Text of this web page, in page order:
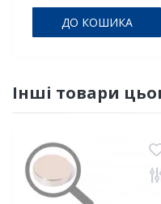
ДО КОШИКА
Інші товари